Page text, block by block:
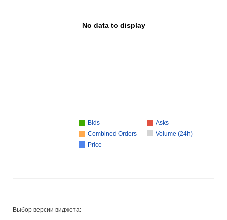
No data to display
Bids
Asks
Combined Orders
Volume (24h)
Price
Выбор версии виджета: